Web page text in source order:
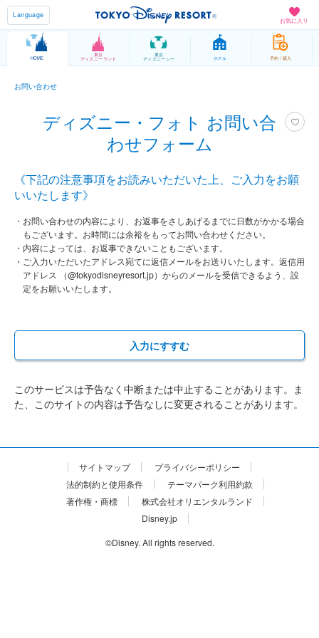
お気に入り
Language
HOME
東京
ディズニーランド
東京
ディズニーシー ホテル 予約 / 購入
お問い合わせ
ディズニー・フォト お問い合
わせフォーム
《下記の注意事項をお読みいただいた上、ご入力をお願
いいたします》
お問い合わせの内容により、お返事をさしあげるまでに日数がかかる場合
もございます。お時間には余裕をもってお問い合わせください。
内容によっては、お返事できないこともございます。
ご入力いただいたアドレス宛てに返信メールをお送りいたします。返信用
アドレス （@tokyodisneyresort.jp）からのメールを受信できるよう、設
定をお願いいたします。
入力にすすむ
このサービスは予告なく中断または中止することがあります。ま
た、このサイトの内容は予告なしに変更されることがあります。
サイトマップ
プライバシーポリシー
法的制約と使用条件
テーマパーク利用約款
著作権・商標
株式会社オリエンタルランド
Disney.jp
©Disney. All rights reserved.